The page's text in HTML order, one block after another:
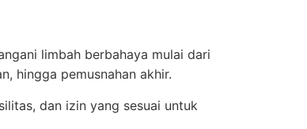
limbah berbahaya mulai dari
hingga pemusnahan akhir.
dan izin yang sesuai untuk